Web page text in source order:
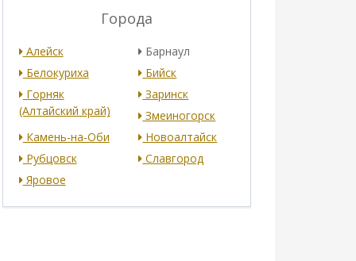
Города
Алейск
Барнаул
Белокуриха
Бийск
Горняк
(Алтайский край)
Заринск
Змеиногорск
Камень-на-Оби
Новоалтайск
Рубцовск
Славгород
Яровое